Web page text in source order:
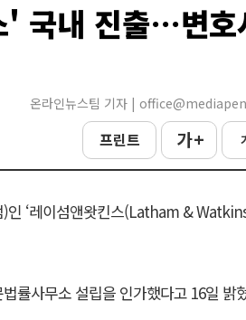
' 국내 진출…변호
온라인뉴스팀 기자 |
프린트 가 +
‘레이섬앤왓킨스(Latham &
률사무소 설립을 인가했다고 16일 밝